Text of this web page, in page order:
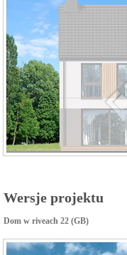
Wersje projektu
Dom w riveach 22 (GB)